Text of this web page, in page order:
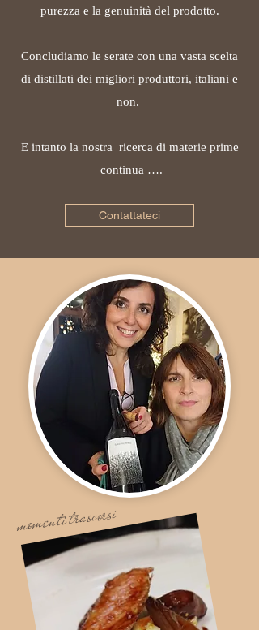
purezza e la genuinità del prodotto.
Concludiamo le serate con una vasta scelta
di distillati dei migliori produttori, italiani e
non.
E intanto la nostra ricerca di materie prime
continua ….
Contattateci
momenti trascorsi